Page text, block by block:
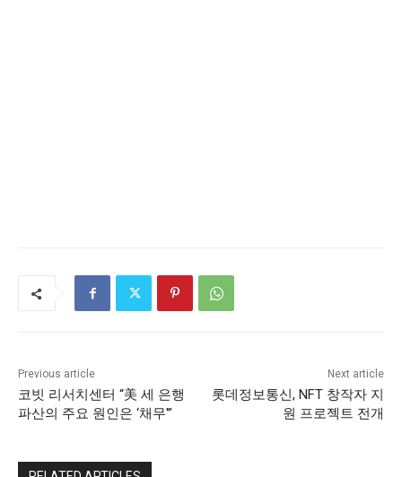
Previous article
코빗 리서치센터 “美 세 은행
파산의 주요 원인은 ‘채무'”
Next article
롯데정보통신, NFT 창작자 지
원 프로젝트 전개